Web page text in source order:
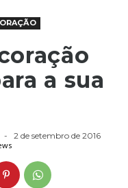
a sua
-
2 de setembro de 2016